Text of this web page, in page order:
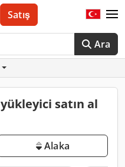
Ara
Satış
yükleyici satın al
Alaka